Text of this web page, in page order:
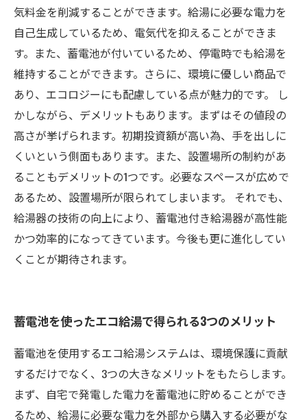
気料金を削減することができます。給湯に必要な電力を
自己生成しているため、電気代を抑えることができま
す。また、蓄電池が付いているため、停電時でも給湯を
維持することができます。さらに、環境に優しい商品で
あり、エコロジーにも配慮している点が魅力的です。 し
かしながら、デメリットもあります。まずはその値段の
高さが挙げられます。初期投資額が高い為、手を出しに
くいという側面もあります。また、設置場所の制約があ
ることもデメリットの1つです。必要なスペースが広めで
あるため、設置場所が限られてしまいます。 それでも、
給湯器の技術の向上により、蓄電池付き給湯器が高性能
かつ効率的になってきています。今後も更に進化してい
くことが期待されます。
蓄電池を使ったエコ給湯で得られる3つのメリット
蓄電池を使用するエコ給湯システムは、環境保護に貢献
するだけでなく、3つの大きなメリットをもたらします。
まず、自宅で発電した電力を蓄電池に貯めることができ
るため、給湯に必要な電力を外部から購入する必要がな